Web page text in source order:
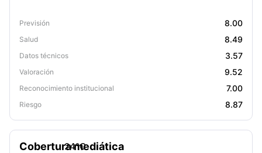
Previsión 8.00
Salud 8.49
Datos técnicos 3.57
Valoración 9.52
Reconocimiento institucional 7.00
Riesgo 8.87
Cobertura mediática
24°C